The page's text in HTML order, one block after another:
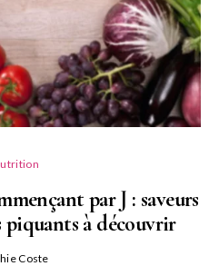
par J : saveurs
piquants à découvrir
Coste